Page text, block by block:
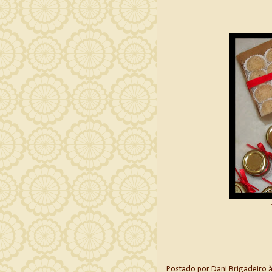
Postado por Dani Brigadeiro